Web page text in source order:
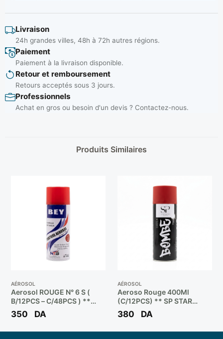
Livraison
24h grandes villes, 48h à 72h autres régions.
Paiement
Paiement à la livraison disponible.
Retour et remboursement
Retours acceptés sous 3 jours.
Professionnels
Achat en gros ou besoin d'un devis ? Contactez-nous.
Produits Similaires
AÉROSOL
Aerosol ROUGE N° 6 S (
B/12PCS – C/48PCS ) **
BEY
350 DA
AÉROSOL
Aeroso Rouge 400Ml
(C/12PCS) ** SP STAR
PEINTURE
380 DA